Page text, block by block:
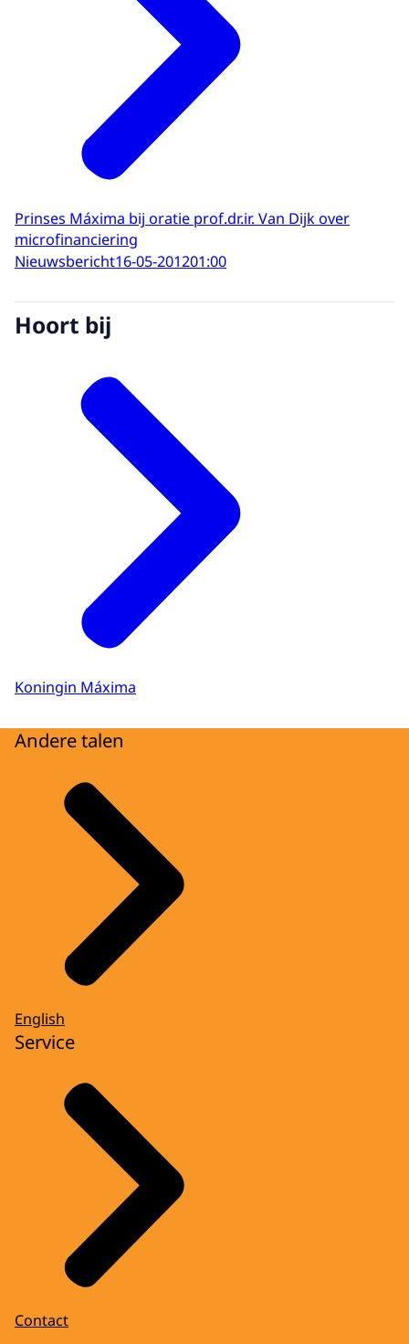
Prinses Máxima bij oratie prof.dr.ir. Van Dijk over
microfinanciering
Nieuwsbericht16-05-201201:00
Hoort bij
Koningin Máxima
Andere talen
English
Service
Contact